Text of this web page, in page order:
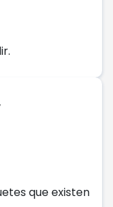
que existen